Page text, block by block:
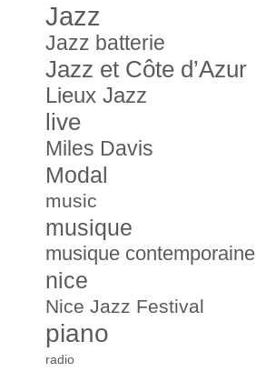
Jazz
Jazz batterie
Jazz et Côte d’Azur
Lieux Jazz
live
Miles Davis
Modal
music
musique
musique contemporaine
nice
Nice Jazz Festival
piano
radio